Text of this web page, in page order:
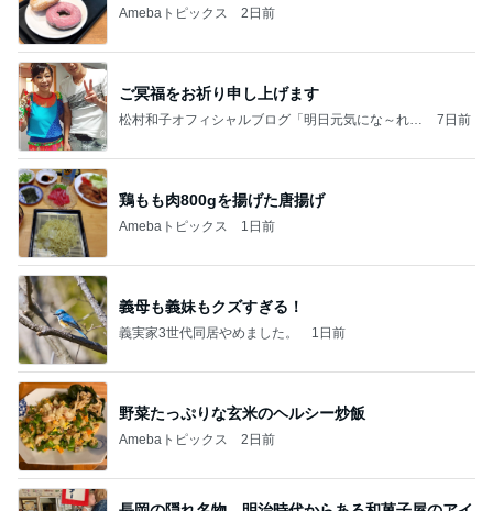
Amebaトピックス 2日前
ご冥福をお祈り申し上げます
松村和子オフィシャルブログ「明日元気にな～れ」
7日前
鶏もも肉800gを揚げた唐揚げ
Amebaトピックス 1日前
義母も義妹もクズすぎる！
義実家3世代同居やめました。 1日前
野菜たっぷりな玄米のヘルシー炒飯
Amebaトピックス 2日前